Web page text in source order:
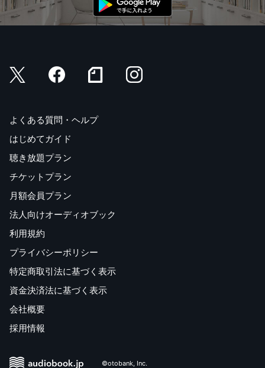
よくある質問・ヘルプ
はじめてガイド
聴き放題プラン
チケットプラン
月額会員プラン
法人向けオーディオブック
利用規約
プライバシーポリシー
特定商取引法に基づく表示
資金決済法に基づく表示
会社概要
採用情報
©otobank, Inc.